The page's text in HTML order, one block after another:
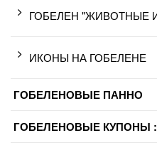
ГОБЕЛЕН "ЖИВОТНЫЕ
ИКОНЫ НА ГОБЕЛЕНЕ
ГОБЕЛЕНОВЫЕ ПАННО
ГОБЕЛЕНОВЫЕ КУПОНЫ